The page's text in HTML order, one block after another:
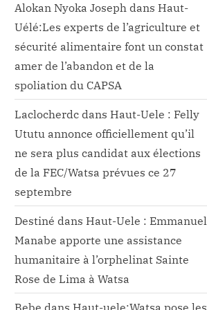
Alokan Nyoka Joseph dans Haut-
Uélé:Les experts de l’agriculture et
sécurité alimentaire font un constat
amer de l’abandon et de la
spoliation du CAPSA
Laclocherdcdans Haut-Uele : Felly
Ututu annonce officiellement qu’il
ne sera plus candidat aux élections
de la FEC/Watsa prévues ce 27
septembre
Destiné dans Haut-Uele : Emmanuel
Manabe apporte une assistance
humanitaire à l’orphelinat Sainte
Rose de Lima à Watsa